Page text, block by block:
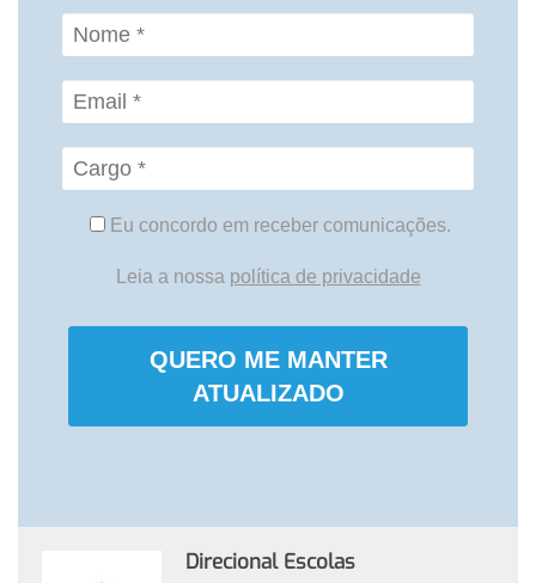
Eu concordo em receber comunicações.
Leia a nossa política de privacidade
QUERO ME MANTER
ATUALIZADO
Direcional Escolas